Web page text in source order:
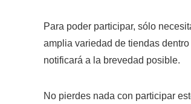
Para poder participar, sólo
amplia variedad de tiendas
notificará a la brevedad posible.
No pierdes nada con participar